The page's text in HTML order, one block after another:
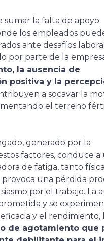
sumar la falta de apoyo
los empleados
ante desafíos
por parte de la
la ausencia de
positiva y la
a socavar la
el terreno
generado por la
factores, conduce a
de fatiga, tanto
una pérdida
por el trabajo. La
y se
y el rendimiento,
de agotamiento que